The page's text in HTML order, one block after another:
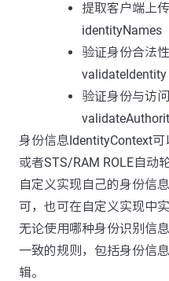
提取客户端上
identityNames
验证身份合法
validateIdentity
验证身份与访
身份信息IdentityContext
或者STS/RAM ROLE自动
自定义实现自己的身份信
可，也可在自定义实现中
无论使用哪种身份识别信
一致的规则，包括身份信
辑。